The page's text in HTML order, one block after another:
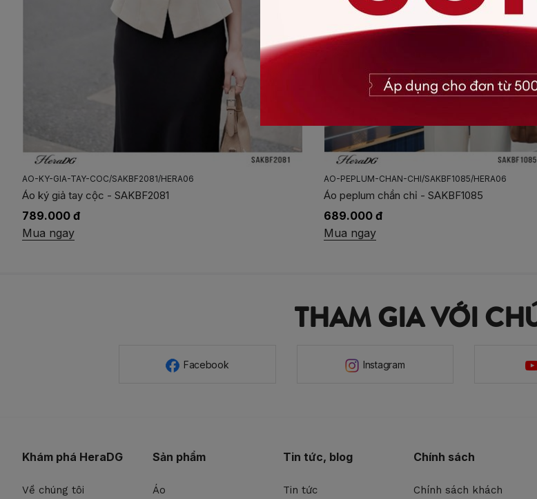
AO-PEPLUM-CHAN-CHI/SAKBF1085/HERA06
Áo peplum chần chỉ - SAKBF1085
689.000 đ
Mua ngay
AO-SO-MI-CO-BAU-LY/SASBF2032/HERA06
Áo sơ mi cổ bấu ly - SASBF2032
489.000 đ
Mua ngay
THAM GIA VỚI
Facebook Instagram
Khám phá HeraDG
Về chúng tôi
Sản phẩm
Áo
Tin tức, blog
Tin tức
Chính sách
Chính sách khách